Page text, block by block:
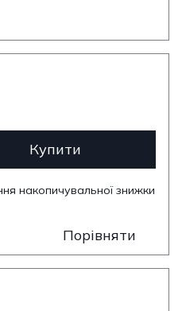
Купити
накопичувальної знижки
Порівняти